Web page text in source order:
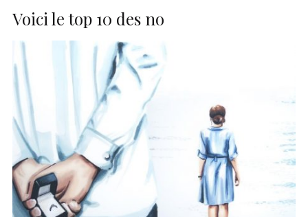
Voici le top 10 des no